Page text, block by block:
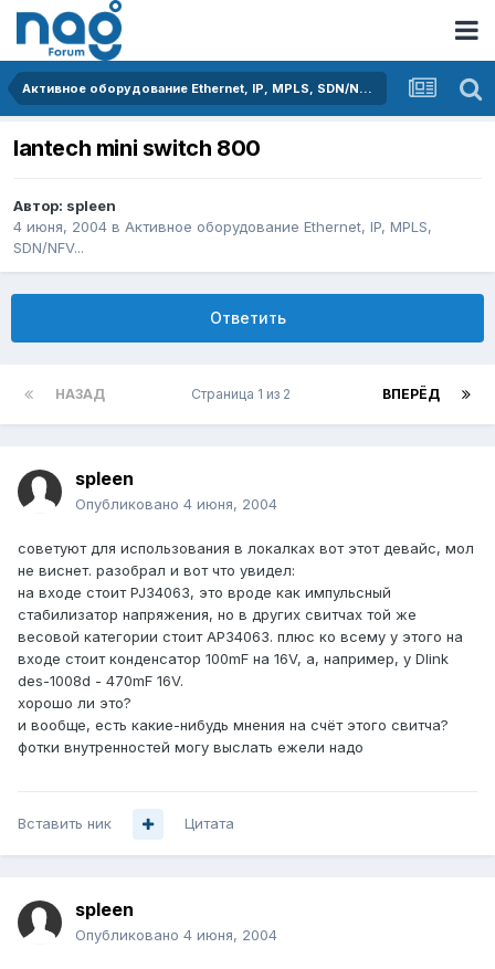
Активное оборудование Ethernet, IP, MPLS, SDN/NFV...
lantech mini switch 800
Автор: spleen
4 июня, 2004 в Активное оборудование Ethernet, IP, MPLS,
SDN/NFV...
Ответить
НАЗАД ВПЕРЁД
Страница 1 из 2
spleen
Опубликовано 4 июня, 2004
советуют для использования в локалках вот этот девайс, мол
не виснет. разобрал и вот что увидел:
на входе стоит PJ34063, это вроде как импульсный
стабилизатор напряжения, но в других свитчах той же
весовой категории стоит AP34063. плюс ко всему у этого на
входе стоит конденсатор 100mF на 16V, а, например, у Dlink
des-1008d - 470mF 16V.
хорошо ли это?
и вообще, есть какие-нибудь мнения на счёт этого свитча?
фотки внутренностей могу выслать ежели надо
Вставить ник Цитата
spleen
Опубликовано 4 июня, 2004